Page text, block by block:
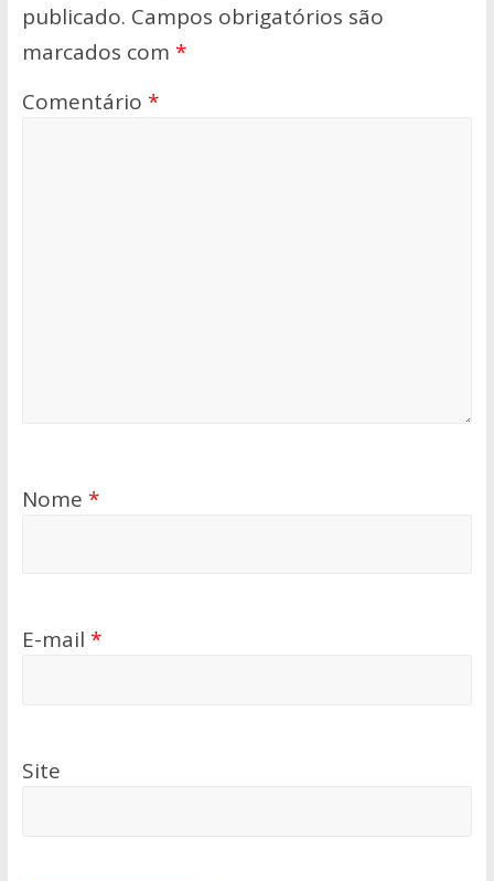
publicado. Campos obrigatórios são
marcados com *
Comentário *
Nome *
E-mail *
Site